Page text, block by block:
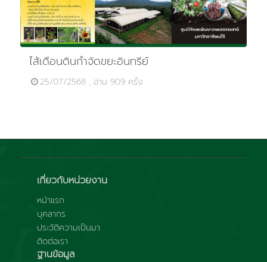
ไส้เดือนดินกำจัดขยะอินทรีย์
25/07/2568 , อ่าน 909 ครั้ง
เกี่ยวกับหน่วยงาน
หน้าแรก
บุคลากร
ประวัติความเป็นมา
ติดต่อเรา
ฐานข้อมูล